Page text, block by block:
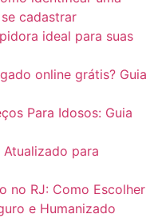
cadastrar
ideal para suas
online grátis? Guia
Para Idosos: Guia
Atualizado para
no RJ: Como Escolher
e Humanizado